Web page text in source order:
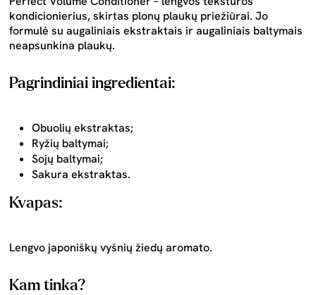
kondicionierius, skirtas plonų plaukų priežiūrai. Jo
formulė su augaliniais ekstraktais ir augaliniais baltymais
neapsunkina plaukų.
Pagrindiniai ingredientai:
Obuolių ekstraktas;
Ryžių baltymai;
Sojų baltymai;
Sakura ekstraktas.
Kvapas:
Lengvo japoniškų vyšnių žiedų aromato.
Kam tinka?